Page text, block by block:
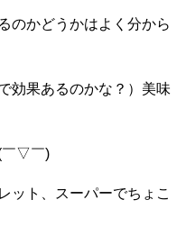
のかどうかはよく分から
効果あるのかな？）美味
￣▽￣)
ット、スーパーでちょこ